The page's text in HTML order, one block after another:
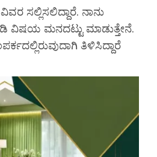
ಸಲ್ಲಿಸಲಿದ್ದಾರೆ. ನಾನು
ವಿಷಯ ಮನದಟ್ಟು ಮಾಡುತ್ತೇನೆ.
ತಿಳಿಸಿದ್ದಾರೆ